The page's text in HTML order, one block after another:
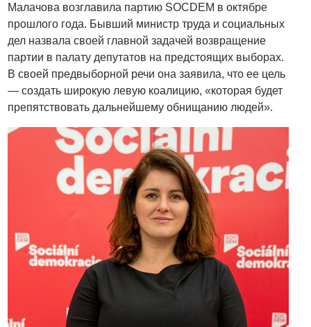
Малачова возглавила партию SOCDEM в октябре
прошлого года. Бывший министр труда и социальных
дел назвала своей главной задачей возвращение
партии в палату депутатов на предстоящих выборах.
В своей предвыборной речи она заявила, что ее цель
— создать широкую левую коалицию, «которая будет
препятствовать дальнейшему обнищанию людей».